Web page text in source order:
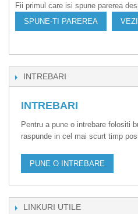
Fii primul care isi spune parerea
SPUNE-TI PAREREA
INTREBARI
INTREBARI
Pentru a pune o intrebare folositi
raspunde in cel mai scurt timp
PUNE O INTREBARE
LINKURI UTILE